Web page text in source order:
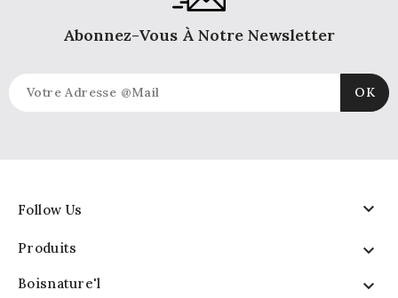
Abonnez-Vous À Notre Newsletter
Follow Us 
Produits 
Boisnature'l 